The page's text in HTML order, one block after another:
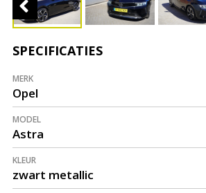
SPECIFICATIES
MERK
Opel
MODEL
Astra
KLEUR
zwart metallic